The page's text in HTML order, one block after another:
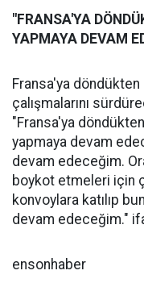
"FRANSA'YA
YAPMAYA DEVAM
Fransa'ya
çalışmalarını
"Fransa'ya
yapmaya devam
devam edeceğim.
boykot etmeleri için
konvoylara katılıp
devam edeceğim."
ensonhaber